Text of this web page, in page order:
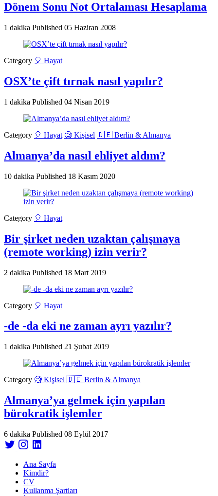
Dönem Sonu Not Ortalaması Hesaplama
1 dakika Published 05 Haziran 2008
Category 🎈 Hayat
OSX’te çift tırnak nasıl yapılır?
1 dakika Published 04 Nisan 2019
Category 🎈 Hayat 🧐 Kişisel 🇩🇪 Berlin & Almanya
Almanya’da nasıl ehliyet aldım?
10 dakika Published 18 Kasım 2020
Category 🎈 Hayat
Bir şirket neden uzaktan çalışmaya
(remote working) izin verir?
2 dakika Published 18 Mart 2019
Category 🎈 Hayat
-de -da eki ne zaman ayrı yazılır?
1 dakika Published 21 Şubat 2019
Category 🧐 Kişisel 🇩🇪 Berlin & Almanya
Almanya’ya gelmek için yapılan
bürokratik işlemler
6 dakika Published 08 Eylül 2017
Ana Sayfa
Kimdir?
CV
Kullanma Şartları